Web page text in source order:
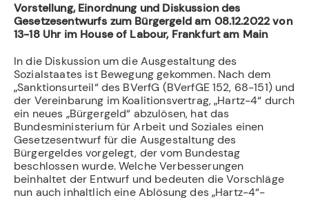
Vorstellung, Einordnung und Diskussion des
Gesetzesentwurfs zum Bürgergeld am 08.12.2022 von
13-18 Uhr im House of Labour, Frankfurt am Main
In die Diskussion um die Ausgestaltung des
Sozialstaates ist Bewegung gekommen. Nach dem
„Sanktionsurteil“ des BVerfG (BVerfGE 152, 68-151) und
der Vereinbarung im Koalitionsvertrag, „Hartz-4“ durch
ein neues „Bürgergeld“ abzulösen, hat das
Bundesministerium für Arbeit und Soziales einen
Gesetzesentwurf für die Ausgestaltung des
Bürgergeldes vorgelegt, der vom Bundestag
beschlossen wurde. Welche Verbesserungen
beinhaltet der Entwurf und bedeuten die Vorschläge
nun auch inhaltlich eine Ablösung des „Hartz-4“-